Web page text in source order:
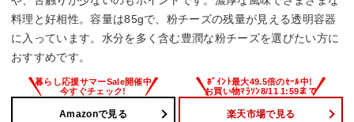
料理と好相性。容量は85gで、粉チーズの残量が見える透明容器
に入っています。水分を多く含む豊潤な粉チーズを選びたい方に
おすすめです。
Amazonで見る 楽天市場で見る